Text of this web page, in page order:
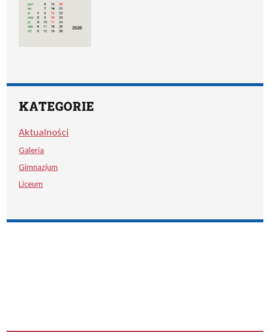
KATEGORIE
Aktualności
Galeria
Gimnazjum
Liceum